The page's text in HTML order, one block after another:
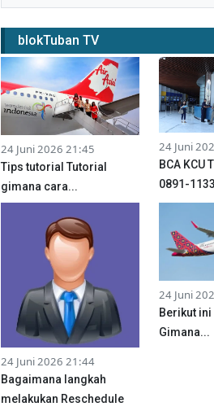
blokTuban TV
24 Juni 2026 21:45
Tips tutorial Tutorial
gimana cara...
24 Juni
BCA KCU
0891-1133
24 Juni 2026 21:44
Bagaimana langkah
melakukan Reschedule
24 Juni
Berikut
Gimana...